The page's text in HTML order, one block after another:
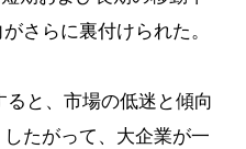
さらに裏付けられた。
と、市場の低迷と傾向
たがって、大企業が一